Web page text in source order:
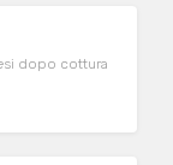
dopo cottura